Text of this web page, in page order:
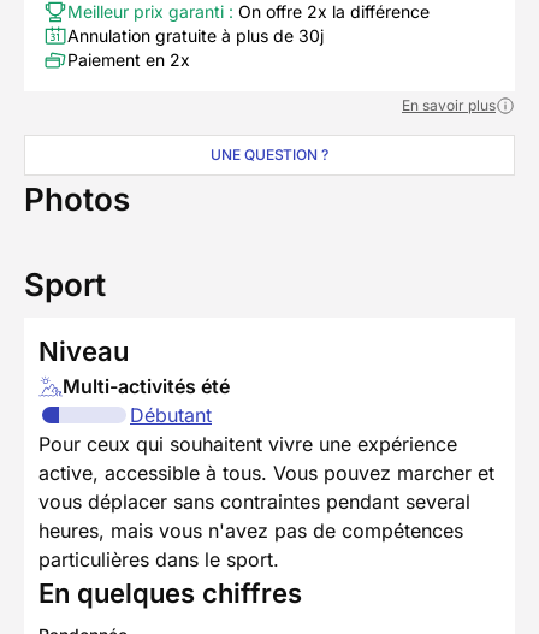
Meilleur prix garanti : On offre 2x la différence
Annulation gratuite à plus de 30j
Paiement en 2x
En savoir plus
UNE QUESTION ?
Photos
Sport
Niveau
Multi-activités été
Débutant
Pour ceux qui souhaitent vivre une expérience
active, accessible à tous. Vous pouvez marcher et
vous déplacer sans contraintes pendant several
heures, mais vous n'avez pas de compétences
particulières dans le sport.
En quelques chiffres